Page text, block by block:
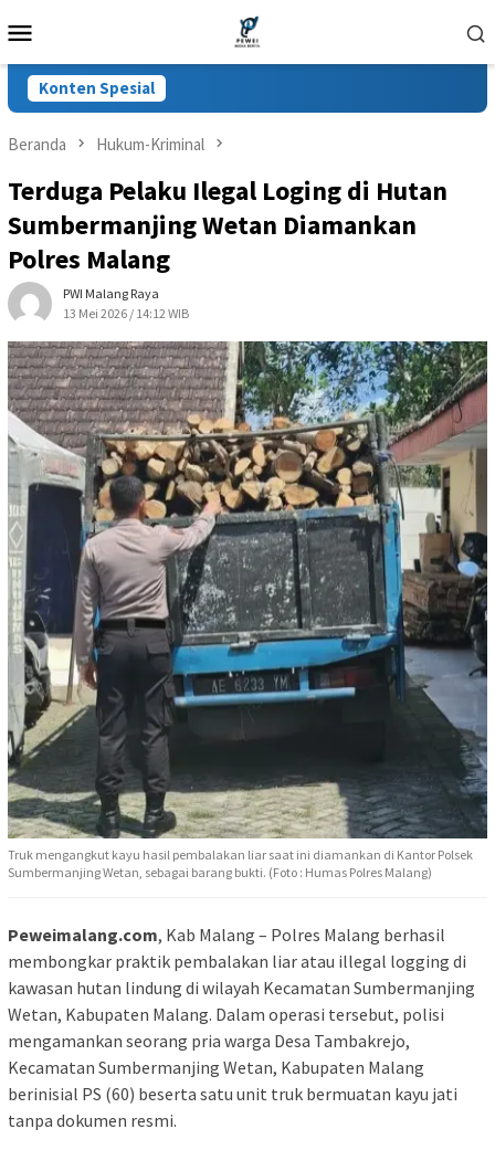
ke
Mobile
Konten Spesial
Beranda Hukum-Kriminal
Terduga Pelaku Ilegal Loging di Hutan
Sumbermanjing Wetan Diamankan
Polres Malang
PWI Malang Raya
13 Mei 2026 / 14:12 WIB
Truk mengangkut kayu hasil pembalakan liar saat ini diamankan di Kantor Polsek
Sumbermanjing Wetan, sebagai barang bukti. (Foto : Humas Polres Malang)
Peweimalang.com, Kab Malang – Polres Malang berhasil
membongkar praktik pembalakan liar atau illegal logging di
kawasan hutan lindung di wilayah Kecamatan Sumbermanjing
Wetan, Kabupaten Malang. Dalam operasi tersebut, polisi
mengamankan seorang pria warga Desa Tambakrejo,
Kecamatan Sumbermanjing Wetan, Kabupaten Malang
berinisial PS (60) beserta satu unit truk bermuatan kayu jati
tanpa dokumen resmi.